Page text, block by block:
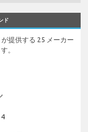
ド
提供する 25 メーカー
。